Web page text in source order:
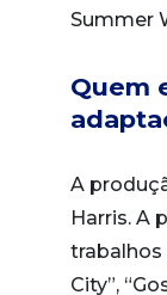
Summer
Quem
A
Harris. A
trabalhos
City”,